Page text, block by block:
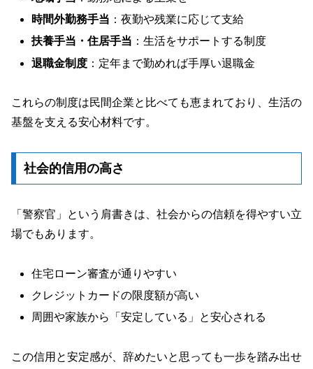
時間外勤務手当 ：夜勤や残業に応じて支給
扶養手当・住居手当 ：生活をサポートする制度
退職金制度 ：定年まで勤めれば手厚い退職金
これらの制度は民間企業と比べても恵まれており、生活の
基盤を支える安心材料です。
社会的信用の高さ
「警察官」という肩書きは、社会からの信頼を得やすい立
場でもあります。
住宅ローン審査が通りやすい
クレジットカードの限度額が高い
周囲や家族から「安定している」と安心される
この信用と安定感が、辞めたいと思っても一歩を踏み出せ